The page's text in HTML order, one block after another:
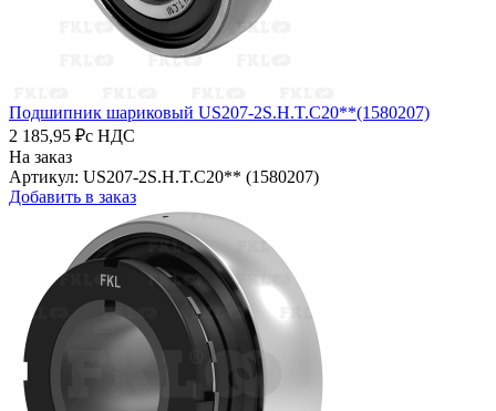
Подшипник шариковый US207-2S.H.T.C20**(1580207)
2 185,95 ₽с НДС
На заказ
Артикул: US207-2S.H.T.C20** (1580207)
Добавить в заказ